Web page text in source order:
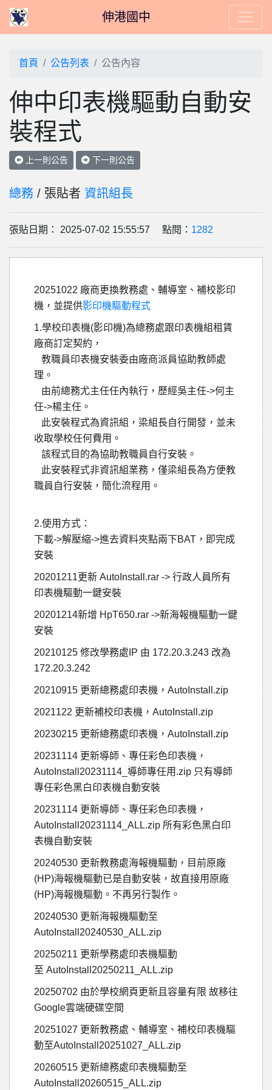
伸港國中
首頁 公告列表 公告內容
伸中印表機驅動自動安
裝程式
上一則公告 下一則公告
總務 / 張貼者 資訊組長
張貼日期： 2025-07-02 15:55:57 點閱： 1282
20251022 廠商更換教務處、輔導室、補校影印
機，並提供影印機驅動程式
1.學校印表機(影印機)為總務處跟印表機組租賃
廠商訂定契約，
教職員印表機安裝委由廠商派員協助教師處
理。
由前總務尤主任任內執行，歷經吳主任->何主
任->楊主任。
此安裝程式為資訊組，梁組長自行開發，並未
收取學校任何費用。
該程式目的為協助教職員自行安裝。
此安裝程式非資訊組業務，僅梁組長為方便教
職員自行安裝，簡化流程用。
2.使用方式：
下載->解壓縮->進去資料夾點兩下BAT，即完成
安裝
20201211更新 AutoInstall.rar -> 行政人員所有
印表機驅動一鍵安裝
20201214新增 HpT650.rar ->新海報機驅動一鍵
安裝
20210125 修改學務處IP 由 172.20.3.243 改為
172.20.3.242
20210915 更新總務處印表機，AutoInstall.zip
2021122 更新補校印表機，AutoInstall.zip
20230215 更新總務處印表機，AutoInstall.zip
20231114 更新導師、專任彩色印表機，
AutoInstall20231114_導師專任用.zip 只有導師
專任彩色黑白印表機自動安裝
20231114 更新導師、專任彩色印表機，
AutoInstall20231114_ALL.zip 所有彩色黑白印
表機自動安裝
20240530 更新教務處海報機驅動，目前原廠
(HP)海報機驅動已是自動安裝，故直接用原廠
(HP)海報機驅動。不再另行製作。
20240530 更新海報機驅動至
AutoInstall20240530_ALL.zip
20250211 更新學務處印表機驅動
至 AutoInstall20250211_ALL.zip
20250702 由於學校網頁更新且容量有限 故移往
Google雲端硬碟空間
20251027 更新教務處、輔導室、補校印表機驅
動至AutoInstall20251027_ALL.zip
20260515 更新總務處印表機驅動至
AutoInstall20260515_ALL.zip